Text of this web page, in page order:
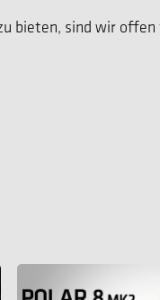
bieten, sind wir